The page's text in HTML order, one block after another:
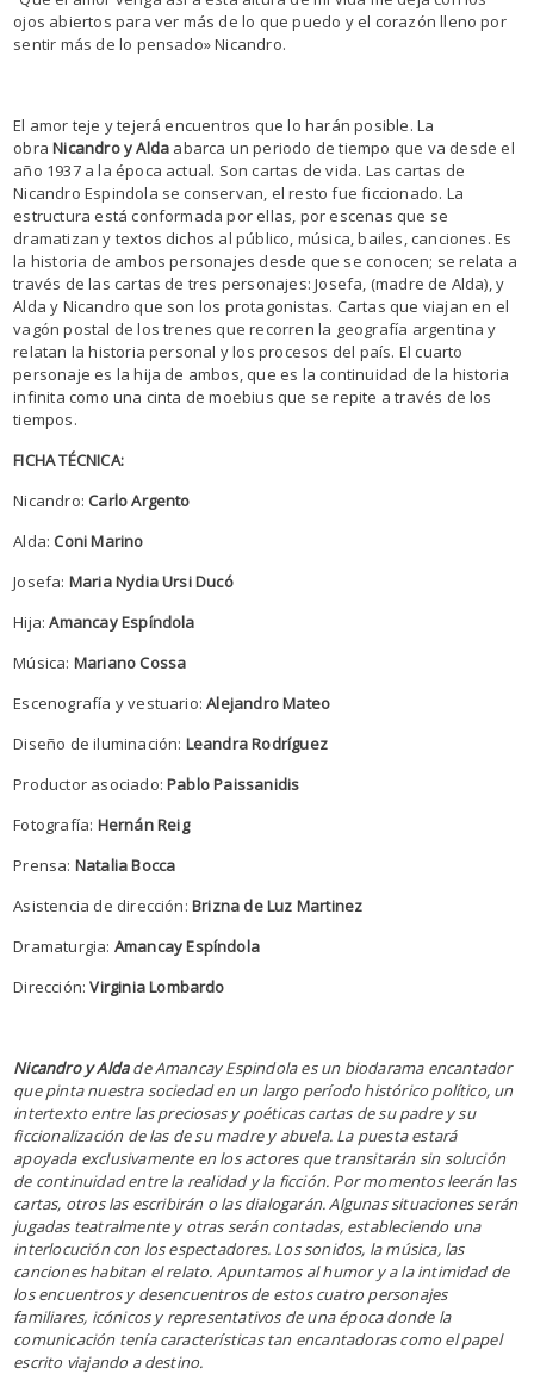
ojos abiertos para ver más de lo que puedo y el corazón lleno por
sentir más de lo pensado» Nicandro.
El amor teje y tejerá encuentros que lo harán posible. La
obraNicandro y Alda abarca un periodo de tiempo que va desde el
año 1937 a la época actual. Son cartas de vida. Las cartas de
Nicandro Espindola se conservan, el resto fue ficcionado. La
estructura está conformada por ellas, por escenas que se
dramatizan y textos dichos al público, música, bailes, canciones. Es
la historia de ambos personajes desde que se conocen; se relata a
través de las cartas de tres personajes: Josefa, (madre de Alda), y
Alda y Nicandro que son los protagonistas. Cartas que viajan en el
vagón postal de los trenes que recorren la geografía argentina y
relatan la historia personal y los procesos del país. El cuarto
personaje es la hija de ambos, que es la continuidad de la historia
infinita como una cinta de moebius que se repite a través de los
tiempos.
FICHA TÉCNICA:
Nicandro: Carlo Argento
Alda: Coni Marino
Josefa: Maria Nydia Ursi Ducó
Hija:Amancay Espíndola
Música: Mariano Cossa
Escenografía y vestuario:Alejandro Mateo
Diseño de iluminación: Leandra Rodríguez
Productor asociado:Pablo Paissanidis
Fotografía: Hernán Reig
Prensa: Natalia Bocca
Asistencia de dirección:Brizna de Luz Martinez
Dramaturgia: Amancay Espíndola
Dirección:Virginia Lombardo
Nicandro y Aldade Amancay Espindola es un biodarama encantador
que pinta nuestra sociedad en un largo período histórico político, un
intertexto entre las preciosas y poéticas cartas de su padre y su
ficcionalización de las de su madre y abuela. La puesta estará
apoyada exclusivamente en los actores que transitarán sin solución
de continuidad entre la realidad y la ficción. Por momentos leerán las
cartas, otros las escribirán o las dialogarán. Algunas situaciones serán
jugadas teatralmente y otras serán contadas, estableciendo una
interlocución con los espectadores. Los sonidos, la música, las
canciones habitan el relato. Apuntamos al humor y a la intimidad de
los encuentros y desencuentros de estos cuatro personajes
familiares, icónicos y representativos de una época donde la
comunicación tenía características tan encantadoras como el papel
escrito viajando a destino.